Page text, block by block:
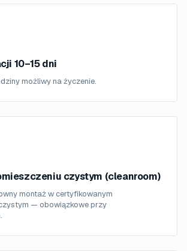
10–15 dni
możliwy na życzenie.
czystym (cleanroom)
montaż w certyfikowanym
— obowiązkowe przy